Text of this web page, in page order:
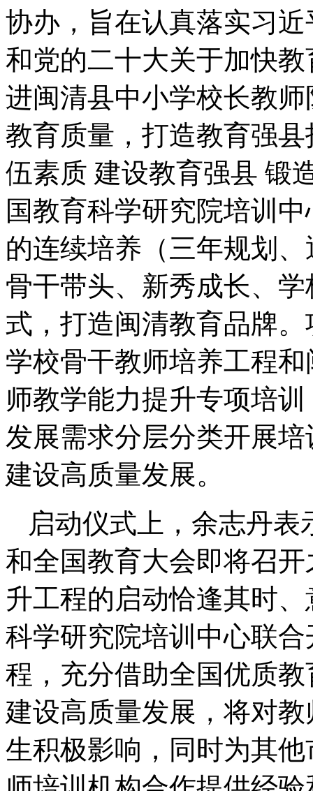
协办，旨在认真落实习
和党的二十大关于加快
进闽清县中小学校长教
教育质量，打造教育强
伍素质 建设教育强县 锻
国教育科学研究院培训
的连续培养（三年规划
骨干带头、新秀成长、
式，打造闽清教育品牌
学校骨干教师培养工程
师教学能力提升专项培
发展需求分层分类开展
建设高质量发展。
启动仪式上，余志丹
和全国教育大会即将召
升工程的启动恰逢其时
科学研究院培训中心联
程，充分借助全国优质
建设高质量发展，将对
生积极影响，同时为其